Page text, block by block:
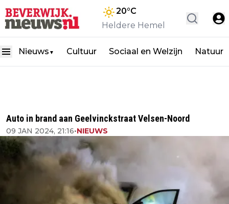
20°C
Heldere Hemel
Nieuws ▼ Cultuur Sociaal en Welzijn Natuur
Auto in brand aan Geelvinckstraat Velsen-Noord
09 JAN 2024, 21:16•NIEUWS